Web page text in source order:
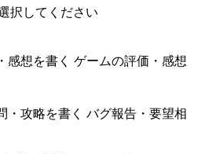
択してください
感想を書く ゲームの評価・感想
・攻略を書く バグ報告・要望相